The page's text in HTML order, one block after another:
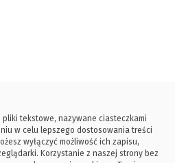
tekstowe, nazywane ciasteczkami
w celu lepszego dostosowania treści
wyłączyć możliwość ich zapisu,
Korzystanie z naszej strony bez